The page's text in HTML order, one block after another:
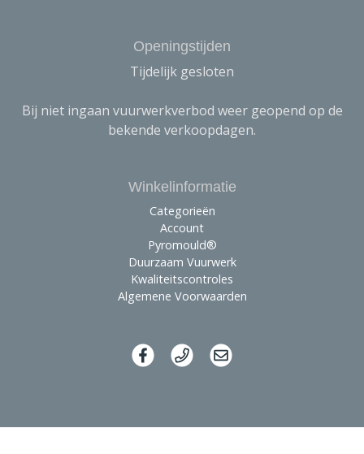
Openingstijden
Tijdelijk gesloten
Bij niet ingaan vuurwerkverbod weer geopend op de
bekende verkoopdagen.
Winkelinformatie
Categorieën
Account
Pyromould®
Duurzaam Vuurwerk
Kwaliteitscontroles
Algemene Voorwaarden